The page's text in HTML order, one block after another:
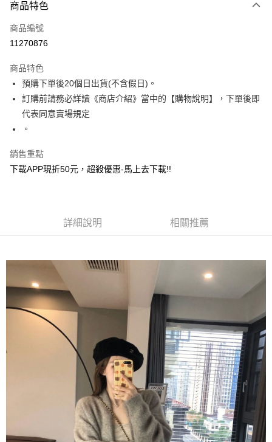
信用卡一次付款
超商取貨付款
運送方式
全家取貨付款
每筆NT$130，滿NT$599(含以上)免運費
付款後7-11取貨.
宅配
每筆NT$130，滿NT$599(含以上)免運費
商品特色
商品編號
11270876
商品特色
預購下單後20個日出貨(不含假日)。
訂購前請務必詳讀《商店介紹》當中的【購物說明】，下單後即
代表同意賣場規定
。
銷售重點
下載APP現折50元，超殺優惠-馬上去下載!!
詳細說明 相關推薦